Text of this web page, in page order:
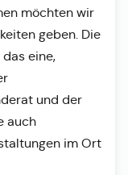
möchten wir
geben. Die
eine,
und der
auch
im Ort